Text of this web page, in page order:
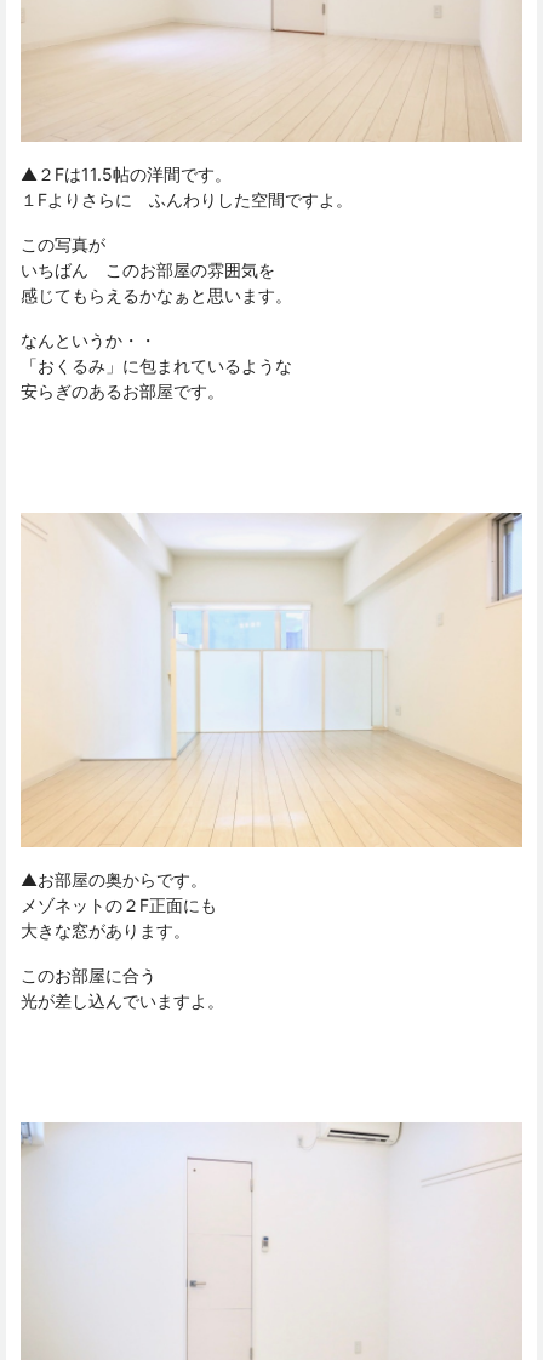
▲２Fは11.5帖の洋間です。
１Fよりさらに ふんわりした空間ですよ。
この写真が
いちばん このお部屋の雰囲気を
感じてもらえるかなぁと思います。
なんというか・・
「おくるみ」に包まれているような
安らぎのあるお部屋です。
▲お部屋の奥からです。
メゾネットの２F正面にも
大きな窓があります。
このお部屋に合う
光が差し込んでいますよ。